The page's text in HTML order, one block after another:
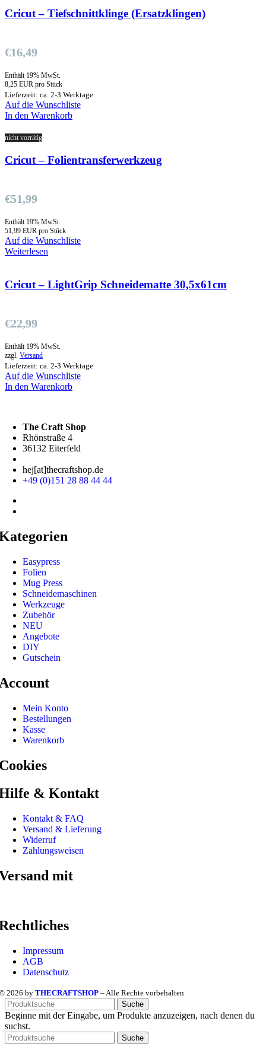
Cricut – Tiefschnittklinge (Ersatzklingen)
€16,49
Enthält 19% MwSt.
8,25 EUR pro Stück
Lieferzeit: ca. 2-3 Werktage
Auf die Wunschliste
In den Warenkorb
nicht vorrätig
Cricut – Folientransferwerkzeug
€51,99
Enthält 19% MwSt.
51,99 EUR pro Stück
Auf die Wunschliste
Weiterlesen
Cricut – LightGrip Schneidematte 30,5x61cm
€22,99
Enthält 19% MwSt.
zzgl. Versand
Lieferzeit: ca. 2-3 Werktage
Auf die Wunschliste
In den Warenkorb
The Craft Shop
Rhönstraße 4
36132 Eiterfeld
hej[at]thecraftshop.de
+49 (0)151 28 88 44 44
Easypress
Folien
Mug Press
Schneidemaschinen
Werkzeuge
Zubehör
NEU
Angebote
DIY
Gutschein
Mein Konto
Bestellungen
Kasse
Warenkorb
& Kontakt
Kontakt & FAQ
Versand & Lieferung
Widerruf
Zahlungsweisen
mit
Impressum
AGB
Datenschutz
2026 by THECRAFTSHOP – Alle Rechte vorbehalten
Suche
Beginne mit der Eingabe, um Produkte anzuzeigen, nach denen du
suchst.
Suche